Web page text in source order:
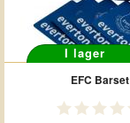
I lager
EFC Barset